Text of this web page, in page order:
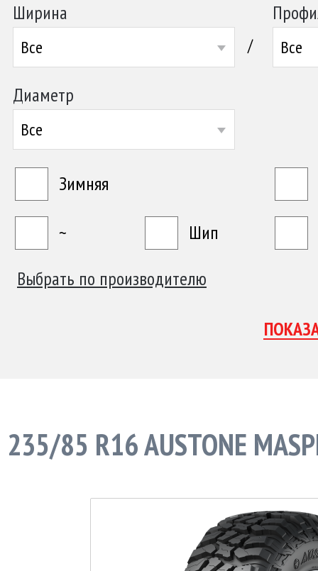
Ширина
Все / Все
Диаметр
Все
Зимняя
~
Шип
Выбрать по производителю
235/85 R16 AUSTONE